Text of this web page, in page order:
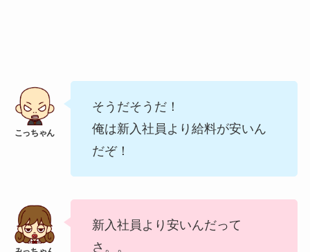
そうだそうだ！
俺は新入社員より給料が安いん
だぞ！
新入社員より安いんだって
さ。。